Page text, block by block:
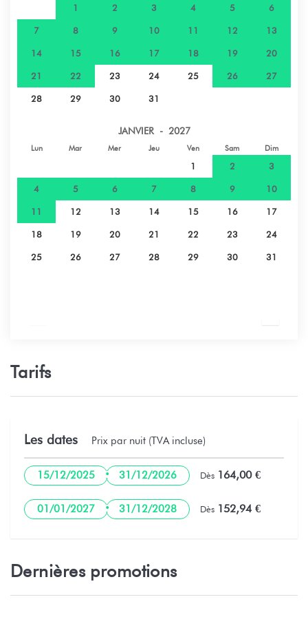
1 2 3 4 5 6
7 8 9 10 11 12 13
14 15 16 17 18 19 20
21 22 23 24 25 26 27
28 29 30 31
JANVIER - 2027
Lun Mar Mer Jeu Ven Sam Dim
1 2 3
4 5 6 7 8 9 10
11 12 13 14 15 16 17
18 19 20 21 22 23 24
25 26 27 28 29 30 31
Tarifs
Les dates Prix par nuit (TVA incluse)
15/12/2025 · 31/12/2026 Dès 164,00 €
01/01/2027 · 31/12/2028 Dès 152,94 €
Dernières promotions